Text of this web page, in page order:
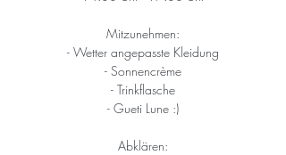
Mitzunehmen:
- Wetter angepasste Kleidung
- Sonnencrème
- Trinkflasche
- Gueti Lune :)
Abklären: